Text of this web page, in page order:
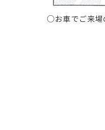
○お車でご来場